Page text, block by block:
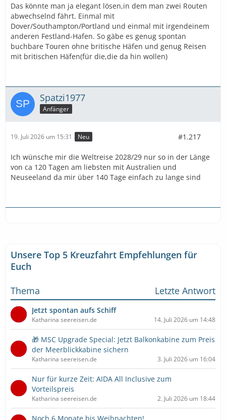
Das könnte man ja elegant lösen,in dem man zwei Routen
abwechselnd fährt. Einmal mit
Dover/Southampton/Portland und einmal mit irgendeinem
anderen Festland-Hafen. So gäbe es genug spontan
buchbare Touren ohne britische Häfen und genug Reisen
mit britischen Häfen(für die,die da hin wollen)
Spatzi1977
Anfänger
19. Juli 2026 um 15:31 Neu #1.217
Ich wünsche mir die Weltreise 2028/29 nur so in der Länge
von ca 120 Tagen am liebsten mit Australien und
Neuseeland da mir über 140 Tage einfach zu lange sind
Unsere Top 5 Kreuzfahrt Empfehlungen für
Euch
Thema
Letzte Antwort
Jetzt spontan aufs Schiff
Katharina seereisen.de 14. Juli 2026 um 14:48
🎁 MSC Upgrade Special: Jetzt Balkonkabine zum Preis
der Meerblickkabine sichern
Katharina seereisen.de 3. Juli 2026 um 16:04
Nur für kurze Zeit: AIDA All Inclusive zum
Vorteilspreis
Katharina seereisen.de 2. Juli 2026 um 18:44
Noch 6 Monate bis Weihnachten!